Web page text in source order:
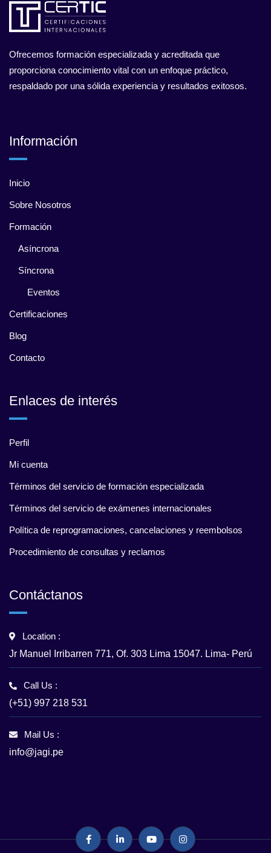
Ofrecemos formación especializada y acreditada que
proporciona conocimiento vital con un enfoque práctico,
respaldado por una sólida experiencia y resultados exitosos.
Información
Inicio
Sobre Nosotros
Formación
Asíncrona
Síncrona
Eventos
Certificaciones
Blog
Contacto
Enlaces de interés
Perfil
Mi cuenta
Términos del servicio de formación especializada
Términos del servicio de exámenes internacionales
Política de reprogramaciones, cancelaciones y reembolsos
Procedimiento de consultas y reclamos
Contáctanos
Location :
Jr Manuel Irribarren 771, Of. 303 Lima 15047. Lima- Perú
Call Us :
(+51) 997 218 531
Mail Us :
info@jagi.pe